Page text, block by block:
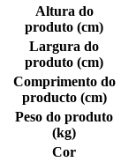
Altura do
produto (cm)
Largura do
produto (cm)
Comprimento do
producto (cm)
Peso do produto
(kg)
Cor